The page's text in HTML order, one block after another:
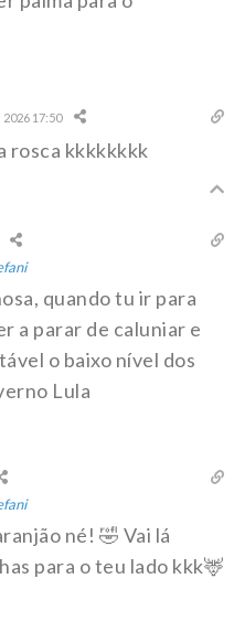
17:50
rosca kkkkkkkk
quando tu ir para
a parar de caluniar e
o baixo nível dos
Lula
né! 🤣 Vai lá
para o teu lado kkk🦌